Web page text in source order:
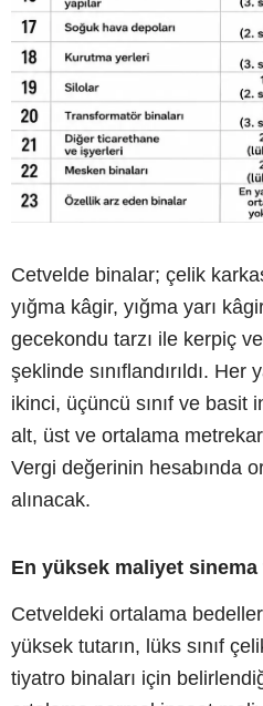
Cetvelde binalar; çelik
yığma kâgir, yığma yarı
gecekondu tarzı ile kerpiç
şeklinde sınıflandırıldı.
ikinci, üçüncü sınıf ve basit
alt, üst ve ortalama
Vergi değerinin hesabında
alınacak.
En yüksek maliyet
Cetveldeki ortalama
yüksek tutarın, lüks sınıf
tiyatro binaları için